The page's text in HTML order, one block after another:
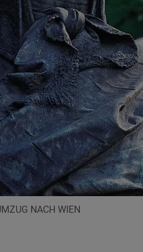
NACH WIEN